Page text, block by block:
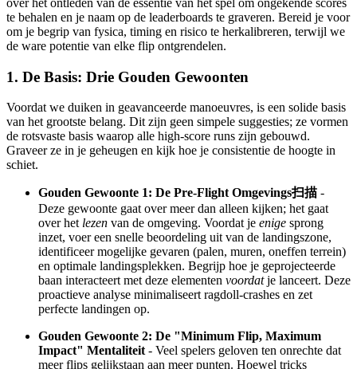
te behalen en je naam op de leaderboards te graveren. Bereid je voor
om je begrip van fysica, timing en risico te herkalibreren, terwijl we
de ware potentie van elke flip ontgrendelen.
1. De Basis: Drie Gouden Gewoonten
Voordat we duiken in geavanceerde manoeuvres, is een solide basis
van het grootste belang. Dit zijn geen simpele suggesties; ze vormen
de rotsvaste basis waarop alle high-score runs zijn gebouwd.
Graveer ze in je geheugen en kijk hoe je consistentie de hoogte in
schiet.
Gouden Gewoonte 1: De Pre-Flight Omgevings扫描 -
Deze gewoonte gaat over meer dan alleen kijken; het gaat
over het lezen van de omgeving. Voordat je enige sprong
inzet, voer een snelle beoordeling uit van de landingszone,
identificeer mogelijke gevaren (palen, muren, oneffen terrein)
en optimale landingsplekken. Begrijp hoe je geprojecteerde
baan interacteert met deze elementen voordatje lanceert. Deze
proactieve analyse minimaliseert ragdoll-crashes en zet
perfecte landingen op.
Gouden Gewoonte 2: De "Minimum Flip, Maximum
Impact" Mentaliteit - Veel spelers geloven ten onrechte dat
meer flips gelijkstaan aan meer punten. Hoewel tricks